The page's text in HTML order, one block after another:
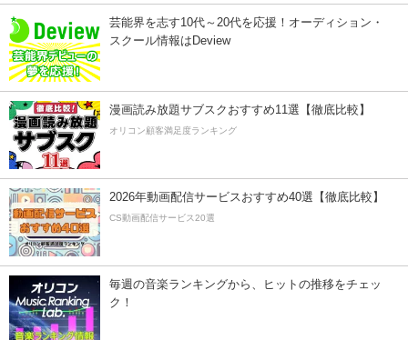
芸能界を志す10代～20代を応援！オーディション・
スクール情報はDeview
漫画読み放題サブスクおすすめ11選【徹底比較】
オリコン顧客満足度ランキング
2026年動画配信サービスおすすめ40選【徹底比較】
CS動画配信サービス20選
毎週の音楽ランキングから、ヒットの推移をチェッ
ク！